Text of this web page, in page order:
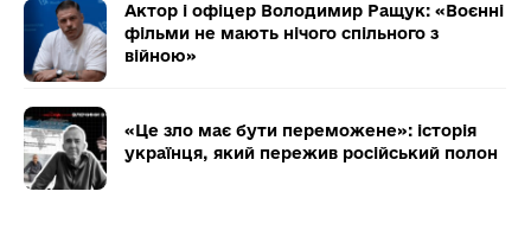
Актор і офіцер Володимир Ращук: «Воєнні
фільми не мають нічого спільного з
війною»
«Це зло має бути переможене»: історія
українця, який пережив російський полон